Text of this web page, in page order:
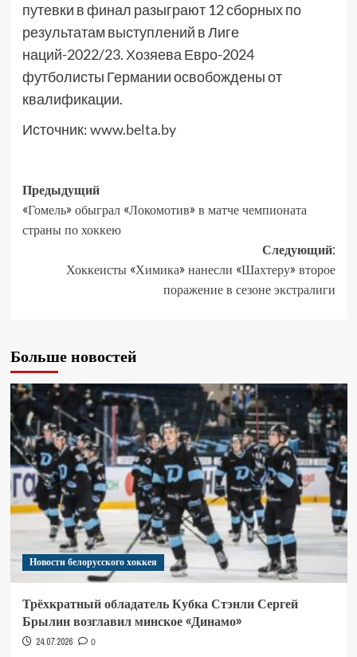
путевки в финал разыграют 12 сборных по
результатам выступлений в Лиге
наций-2022/23. Хозяева Евро-2024
футболисты Германии освобождены от
квалификации.
Источник:www.belta.by
Предыдущий
«Гомель» обыграл «Локомотив» в матче чемпионата
страны по хоккею
Следующий:
Хоккеисты «Химика» нанесли «Шахтеру» второе
поражение в сезоне экстралиги
Больше новостей
Новости белорусского хоккея
Трёхкратный обладатель Кубка Стэнли Сергей
Брылин возглавил минское «Динамо»
24.07.2026 0